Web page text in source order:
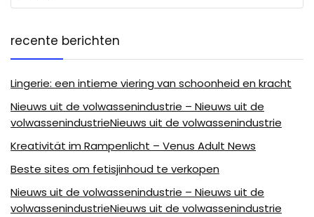
recente berichten
Lingerie: een intieme viering van schoonheid en kracht
Nieuws uit de volwassenindustrie – Nieuws uit de
volwassenindustrieNieuws uit de volwassenindustrie
Kreativität im Rampenlicht – Venus Adult News
Beste sites om fetisjinhoud te verkopen
Nieuws uit de volwassenindustrie – Nieuws uit de
volwassenindustrieNieuws uit de volwassenindustrie